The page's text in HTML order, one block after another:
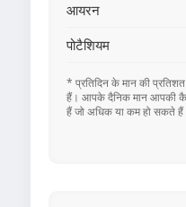
आयरन
पोटैशियम
* प्रतिदिन के मान की
हैं। आपके दैनिक मान आपकी
हैं जो अधिक या कम हो सकते